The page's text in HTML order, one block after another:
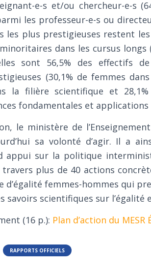
e-s et/ou chercheur-e-s
les professeur-e-s ou
les plus prestigieuses restent
dans les cursus longs
sont 56,5% des effectifs
(30,1% de femmes
la filière scientifique et
fondamentales et applications
le ministère de
sa volonté d’agir. Il a
appui sur la politique
travers plus de 40 actions
d’égalité femmes-hommes qui
savoirs scientifiques sur l’égalité
(16 p.): Plan d’action du
RAPPORTS OFFICIELS